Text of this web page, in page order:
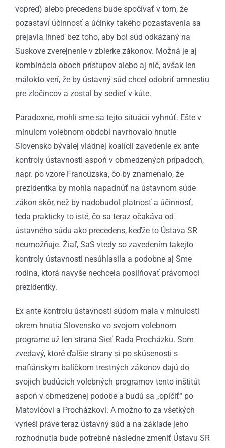
vopred) alebo precedens bude spočívať v tom, že
pozastaví účinnosť a účinky takého pozastavenia sa
prejavia ihneď bez toho, aby bol súd odkázaný na
Suskove zverejnenie v zbierke zákonov. Možná je aj
kombinácia oboch prístupov alebo aj nič, avšak len
málokto verí, že by ústavný súd chcel odobriť amnestiu
pre zločincov a zostal by sedieť v kúte.
Paradoxne, mohli sme sa tejto situácii vyhnúť. Ešte v
minulom volebnom období navrhovalo hnutie
Slovensko bývalej vládnej koalícii zavedenie ex ante
kontroly ústavnosti aspoň v obmedzených prípadoch,
napr. po vzore Francúzska, čo by znamenalo, že
prezidentka by mohla napadnúť na ústavnom súde
zákon skôr, než by nadobudol platnosť a účinnosť,
teda prakticky to isté, čo sa teraz očakáva od
ústavného súdu ako precedens, keďže to Ústava SR
neumožňuje. Žiaľ, SaS vtedy so zavedením takejto
kontroly ústavnosti nesúhlasila a podobne aj Sme
rodina, ktorá navyše nechcela posilňovať právomoci
prezidentky.
Ex ante kontrolu ústavnosti súdom mala v minulosti
okrem hnutia Slovensko vo svojom volebnom
programe už len strana Sieť Rada Procházku. Som
zvedavý, ktoré ďalšie strany si po skúsenosti s
mafiánskym balíčkom trestných zákonov dajú do
svojich budúcich volebných programov tento inštitút
aspoň v obmedzenej podobe a budú sa „opičiť“ po
Matovičovi a Procházkovi. A možno to za všetkých
vyrieši práve teraz ústavný súd a na základe jeho
rozhodnutia bude potrebné následne zmeniť Ústavu SR